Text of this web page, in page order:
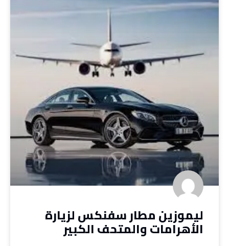
ليموزين مطار سفنكس لزيارة
الأهرامات والمتحف الكبير